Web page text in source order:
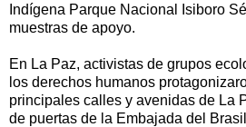
Indígena Parque Nacional Isiboro
muestras de apoyo.
En La Paz, activistas de grupos
los derechos humanos
principales calles y avenidas de La
de puertas de la Embajada del